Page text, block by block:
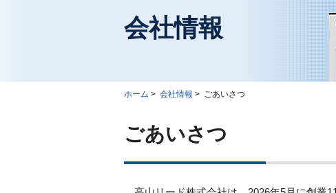
会社情報
ホーム > 会社情報 > ごあいさつ
ごあいさつ